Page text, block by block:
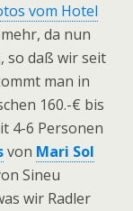
vom Hotel
da nun
so daß wir seit
man in
160.-€ bis
4-6 Personen
von Mari Sol
Sineu
wir Radler